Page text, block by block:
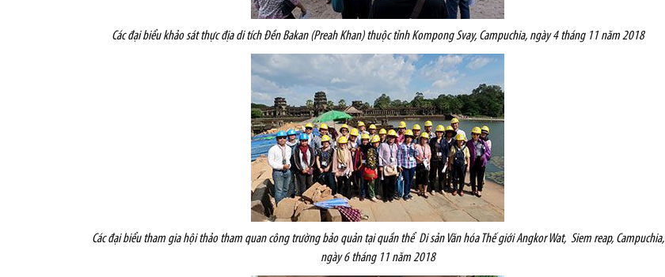
Các đại biểu khảo sát thực địa di tíchĐền Bakan (Preah Khan) thuộc tỉnh Kompong Svay, Campuchia, ngày 4 tháng 11 năm 2018
Các đại biểu tham gia hội thảo tham quan công trường bảo quản tại quần thể Di sản Văn hóa Thế giới Angkor Wat, Siem reap, Campuchia,
ngày 6 tháng 11 năm 2018